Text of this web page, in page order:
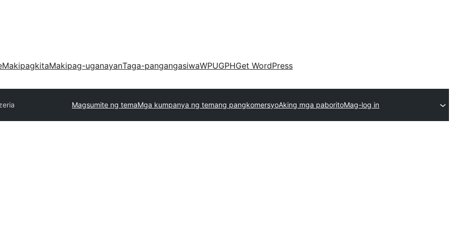
MakipagkitaMakipag-uganayanTaga-pangangasiwaWPUGPHGet WordPress
Magsumite ng temaMga kumpanya ng temang pangkomersyoAking mga paboritoMag-log in